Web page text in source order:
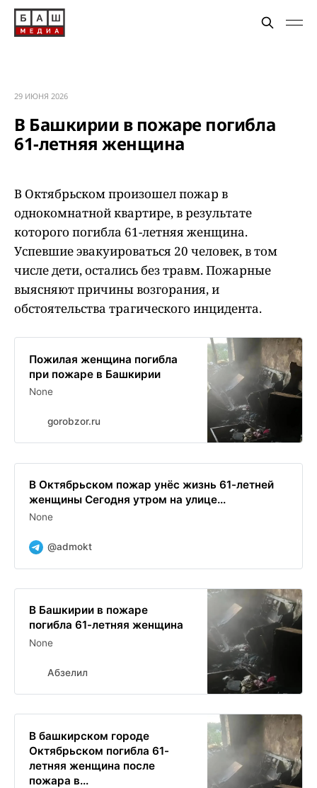
29 ИЮНЯ 2026
В Башкирии в пожаре погибла
61-летняя женщина
В Октябрьском произошел пожар в
однокомнатной квартире, в результате
которого погибла 61-летняя женщина.
Успевшие эвакуироваться 20 человек, в том
числе дети, остались без травм. Пожарные
выясняют причины возгорания, и
обстоятельства трагического инцидента.
Пожилая женщина погибла
при пожаре в Башкирии
None
gorobzor.ru
В Октябрьском пожар унёс жизнь 61-летней
женщины Сегодня утром на улице...
None
@admokt
В Башкирии в пожаре
погибла 61-летняя женщина
None
Абзелил
В башкирском городе
Октябрьском погибла 61-
летняя женщина после
пожара в...